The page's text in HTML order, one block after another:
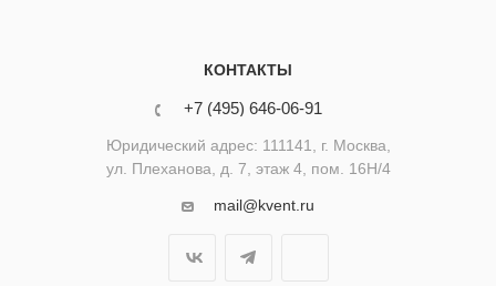
КОНТАКТЫ
+7 (495) 646-06-91
Юридический адрес: 111141, г. Москва,
ул. Плеханова, д. 7, этаж 4, пом. 16Н/4
mail@kvent.ru